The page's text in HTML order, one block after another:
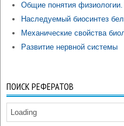
Общие понятия
Наследуемый биосинтез
Механические свойства
Развитие нервной системы
ПОИСК РЕФЕРАТОВ
Loading